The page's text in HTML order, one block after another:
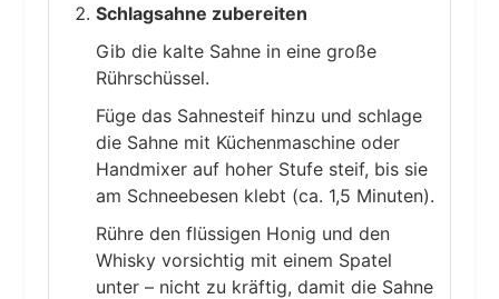
Schlagsahne zubereiten
Gib die kalte Sahne in eine große
Rührschüssel.
Füge das Sahnesteif hinzu und schlage
die Sahne mit Küchenmaschine oder
Handmixer auf hoher Stufe steif, bis sie
am Schneebesen klebt (ca. 1,5 Minuten).
Rühre den flüssigen Honig und den
Whisky vorsichtig mit einem Spatel
unter – nicht zu kräftig, damit die Sahne